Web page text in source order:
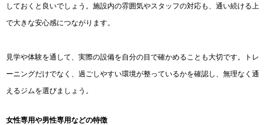
しておくと良いでしょう。施設内の雰囲気やスタッフの対応も、通い続ける上
で大きな安心感につながります。
見学や体験を通して、実際の設備を自分の目で確かめることも大切です。トレ
ーニングだけでなく、過ごしやすい環境が整っているかを確認し、無理なく通
えるジムを選びましょう。
女性専用や男性専用などの特徴